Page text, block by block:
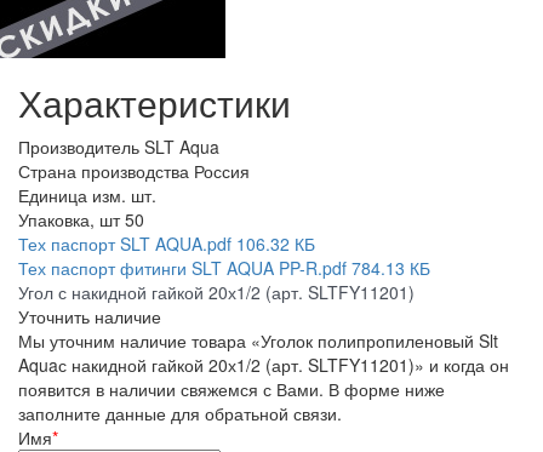
Характеристики
Производитель SLT Aqua
Страна производства Россия
Единица изм. шт.
Упаковка, шт 50
Тех паспорт SLT AQUA.pdf 106.32 КБ
Тех паспорт фитинги SLT AQUA PP-R.pdf 784.13 КБ
Угол с накидной гайкой 20х1/2 (арт. SLTFY11201)
Уточнить наличие
Мы уточним наличие товара «Уголок полипропиленовый Slt
Aquaс накидной гайкой 20х1/2 (арт. SLTFY11201)» и когда он
появится в наличии свяжемся с Вами. В форме ниже
заполните данные для обратьной связи.
Имя*